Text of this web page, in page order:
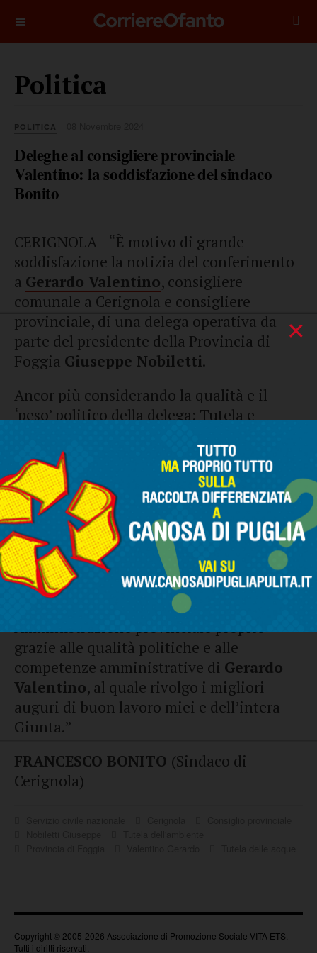
Politica
POLITICA
Deleghe al consigliere provinciale
Valentino: la soddisfazione del sindaco
Bonito
CERIGNOLA - “È motivo di grande
soddisfazione la notizia del conferimento
a Gerardo Valentino, consigliere
comunale a Cerignola e consigliere
provinciale, di una delega operativa da
parte del presidente della Provincia di
Foggia Giuseppe Nobiletti.
Ancor più considerando la qualità e il
‘peso’ politico della delega: Tutela e
lenta, Fonti energetiche, Bonifiche siti
inquinati, Tutela delle acque, Servizio
Civile.
Tutte materie di grande interesse anche
per il Comune di Cerignola e su cui sarà
più agevole individuare e costruire
positive collaborazioni istituzionali tra
Amministrazione comunale e
Amministrazione provinciale proprio
grazie alle qualità politiche e alle
competenze amministrative di Gerardo
Valentino, al quale rivolgo i migliori
auguri di buon lavoro miei e dell’intera
Giunta.”
FRANCESCO BONITO (Sindaco di
Cerignola)
Copyright © 2005-2026 Associazione di Promozione Sociale VITA ETS.
Tutti i diritti riservati.
×